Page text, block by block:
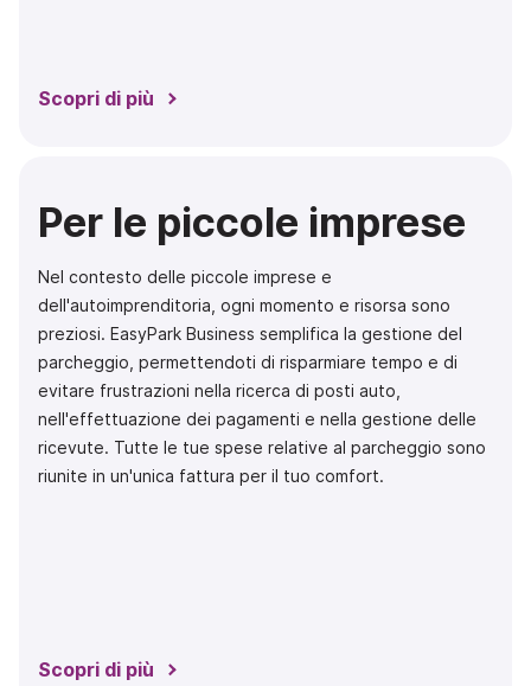
Scopri di più
Per le piccole imprese
Nel contesto delle piccole imprese e
dell'autoimprenditoria, ogni momento e risorsa sono
preziosi. EasyPark Business semplifica la gestione del
parcheggio, permettendoti di risparmiare tempo e di
evitare frustrazioni nella ricerca di posti auto,
nell'effettuazione dei pagamenti e nella gestione delle
ricevute. Tutte le tue spese relative al parcheggio sono
riunite in un'unica fattura per il tuo comfort.
Scopri di più